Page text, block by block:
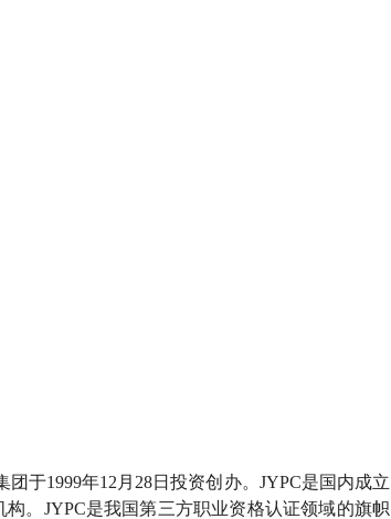
团于1999年12 月 28日投资创办。 JYPC是国内成立
。 JYPC是我国第三方职业资格认证领域的旗帜